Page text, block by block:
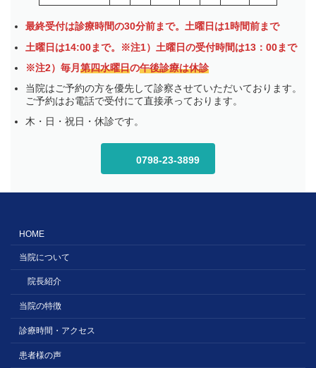
最終受付は診療時間の30分前まで。土曜日は1時間前まで
土曜日は14:00まで。※注1）土曜日の受付時間は13：00まで
※注2）毎月 第四水曜日の午後診療は休診
当院はご予約の方を優先して診察させていただいております。
ご予約はお電話で受付にて直接承っております。
木・日・祝日・休診です。
0798-23-3899
HOME
当院について
院長紹介
当院の特徴
診療時間・アクセス
患者様の声